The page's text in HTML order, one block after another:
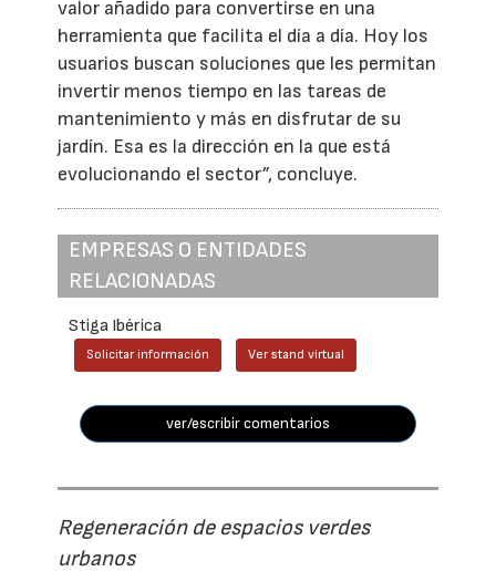
valor añadido para convertirse en una
herramienta que facilita el día a día. Hoy los
usuarios buscan soluciones que les permitan
invertir menos tiempo en las tareas de
mantenimiento y más en disfrutar de su
jardín. Esa es la dirección en la que está
evolucionando el sector”, concluye.
EMPRESAS O ENTIDADES
RELACIONADAS
Stiga Ibérica
Solicitar información Ver stand virtual
ver/escribir comentarios
Regeneración de espacios verdes
urbanos